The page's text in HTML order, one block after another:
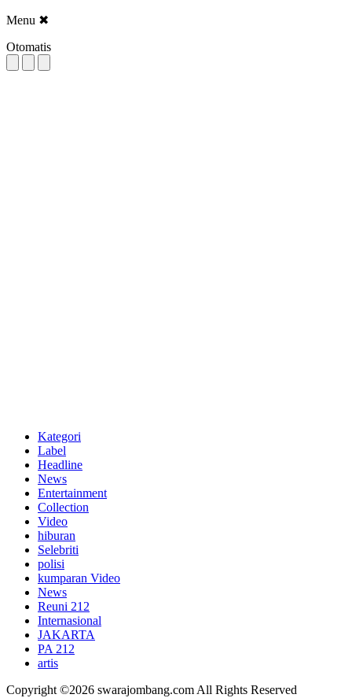
Menu ✖
Otomatis
Kategori
Label
Headline
News
Entertainment
Collection
Video
hiburan
Selebriti
polisi
kumparan Video
News
Reuni 212
Internasional
JAKARTA
PA 212
artis
Copyright ©2026 swarajombang.com All Rights Reserved